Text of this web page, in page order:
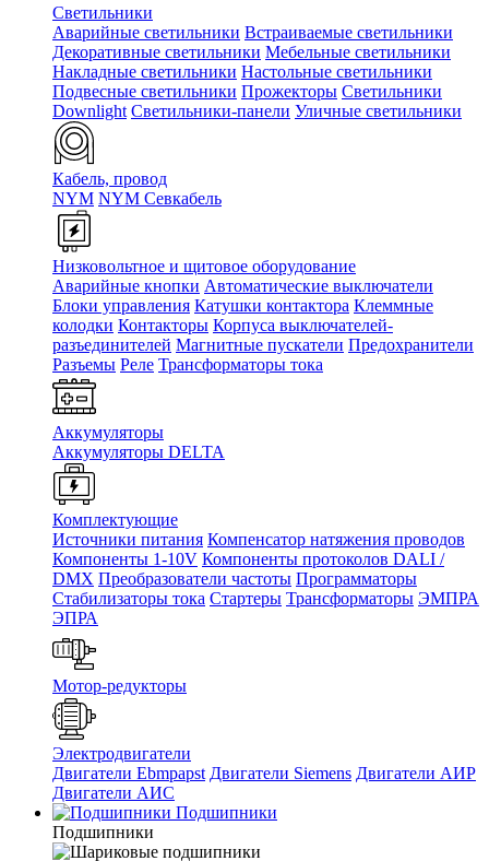
Светильники
Аварийные светильники Встраиваемые светильники
Декоративные светильники Мебельные светильники
Накладные светильники Настольные светильники
Подвесные светильники Прожекторы Светильники
Downlight Светильники-панели Уличные светильники
Кабель, провод
NYM NYM Севкабель
Низковольтное и щитовое оборудование
Аварийные кнопки Автоматические выключатели
Блоки управления Катушки контактора Клеммные
колодки Контакторы Корпуса выключателей-
разъединителей Магнитные пускатели Предохранители
Разъемы Реле Трансформаторы тока
Аккумуляторы
Аккумуляторы DELTA
Комплектующие
Источники питания Компенсатор натяжения проводов
Компоненты 1-10V Компоненты протоколов DALI /
DMX Преобразователи частоты Программаторы
Стабилизаторы тока Стартеры Трансформаторы ЭМПРА
ЭПРА
Мотор-редукторы
Электродвигатели
Двигатели Ebmpapst Двигатели Siemens Двигатели АИР
Двигатели АИС
Подшипники
Подшипники